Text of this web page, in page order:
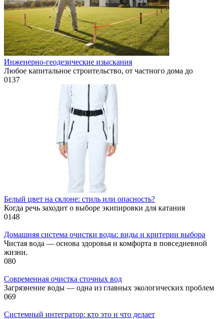
Инженерно-геодезические изыскания
Любое капитальное строительство, от частного дома до
0137
Белый цвет на склоне: стиль или опасность?
Когда речь заходит о выборе экипировки для катания
0148
Домашняя система очистки воды: виды и критерии выбора
Чистая вода — основа здоровья и комфорта в повседневной
жизни.
080
Современная очистка сточных вод
Загрязнение воды — одна из главных экологических проблем
069
Системный интегратор: кто это и что делает